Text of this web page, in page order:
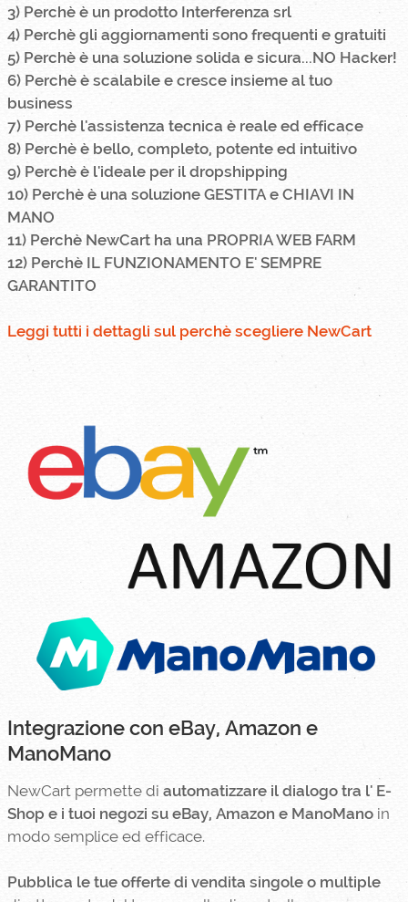
3) Perchè è un prodotto Interferenza srl
4) Perchè gli aggiornamenti sono frequenti e gratuiti
5) Perchè è una soluzione solida e sicura...NO Hacker!
6) Perchè è scalabile e cresce insieme al tuo
business
7) Perchè l'assistenza tecnica è reale ed efficace
8) Perchè è bello, completo, potente ed intuitivo
9) Perchè è l'ideale per il dropshipping
10) Perchè è una soluzione GESTITA e CHIAVI IN
MANO
11) Perchè NewCart ha una PROPRIA WEB FARM
12) Perchè IL FUNZIONAMENTO E' SEMPRE
GARANTITO
Leggi tutti i dettagli sul perchè scegliere NewCart
Integrazione con eBay, Amazon e
ManoMano
NewCart permette di automatizzare il dialogo tra l' E-
Shop e i tuoi negozi su eBay, Amazon e ManoMano in
modo semplice ed efficace.
Pubblica le tue offerte di vendita singole o multiple